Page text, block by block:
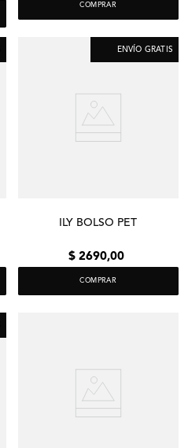
COMPRAR
ENVÍO GRATIS
ILY BOLSO PET
$ 2690,00
COMPRAR